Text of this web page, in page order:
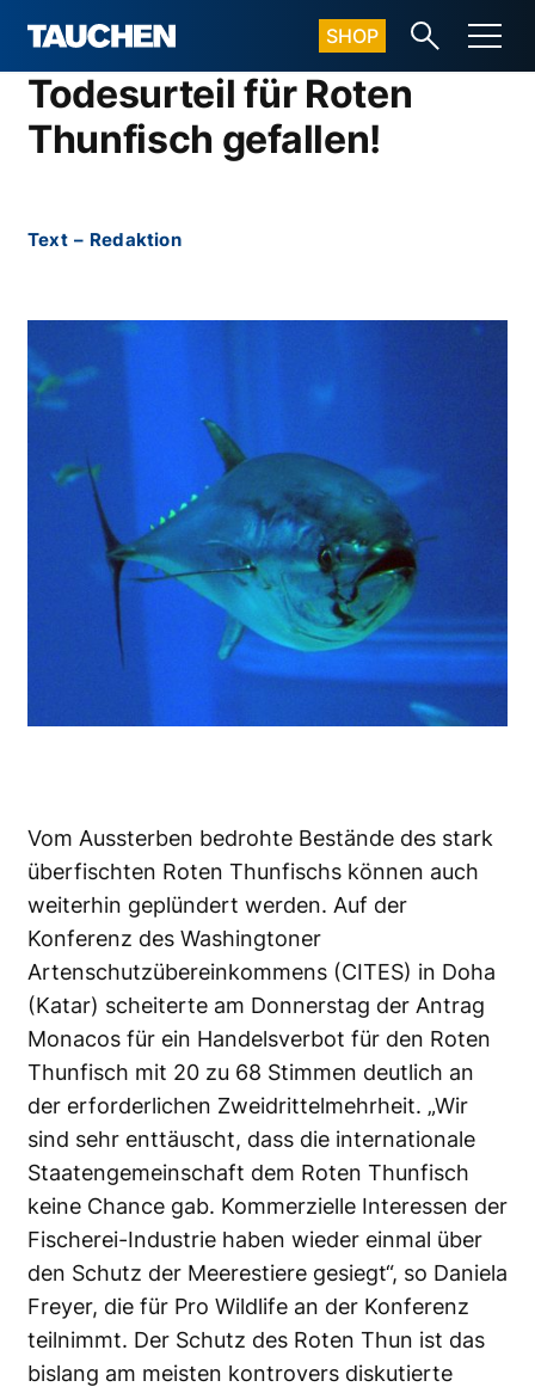
SHOP
Todesurteil für Roten
Thunfisch gefallen!
Text – Redaktion
Vom Aussterben bedrohte Bestände des stark
überfischten Roten Thunfischs können auch
weiterhin geplündert werden. Auf der
Konferenz des Washingtoner
Artenschutzübereinkommens (CITES) in Doha
(Katar) scheiterte am Donnerstag der Antrag
Monacos für ein Handelsverbot für den Roten
Thunfisch mit 20 zu 68 Stimmen deutlich an
der erforderlichen Zweidrittelmehrheit. „Wir
sind sehr enttäuscht, dass die internationale
Staatengemeinschaft dem Roten Thunfisch
keine Chance gab. Kommerzielle Interessen der
Fischerei-Industrie haben wieder einmal über
den Schutz der Meerestiere gesiegt“, so Daniela
Freyer, die für Pro Wildlife an der Konferenz
teilnimmt. Der Schutz des Roten Thun ist das
bislang am meisten kontrovers diskutierte